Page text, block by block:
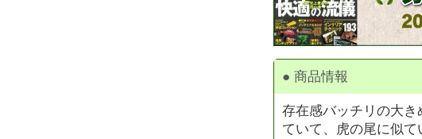
● 商品情報
存在感バッチリの大
ていて、虎の尾に似